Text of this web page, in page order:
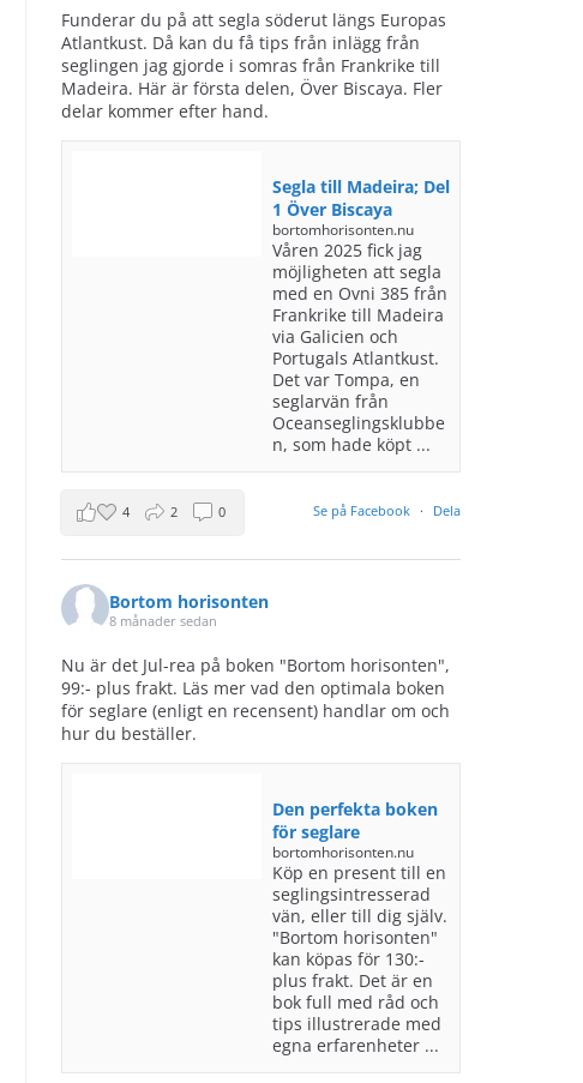
Funderar du på att segla söderut längs Europas
Atlantkust. Då kan du få tips från inlägg från
seglingen jag gjorde i somras från Frankrike till
Madeira. Här är första delen, Över Biscaya. Fler
delar kommer efter hand.
Segla till Madeira; Del
1 Över Biscaya
bortomhorisonten.nu
Våren 2025 fick jag
möjligheten att segla
med en Ovni 385 från
Frankrike till Madeira
via Galicien och
Portugals Atlantkust.
Det var Tompa, en
seglarvän från
Oceanseglingsklubbe
n, som hade köpt ...
Se på Facebook · Dela
4 2 0
Bortom horisonten
8 månader sedan
Nu är det Jul-rea på boken "Bortom horisonten",
99:- plus frakt. Läs mer vad den optimala boken
för seglare (enligt en recensent) handlar om och
hur du beställer.
Den perfekta boken
för seglare
bortomhorisonten.nu
Köp en present till en
seglingsintresserad
vän, eller till dig själv.
"Bortom horisonten"
kan köpas för 130:-
plus frakt. Det är en
bok full med råd och
tips illustrerade med
egna erfarenheter ...